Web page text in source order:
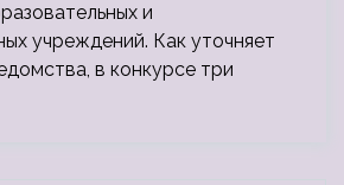
и
учреждений. Как уточняет
в конкурсе три